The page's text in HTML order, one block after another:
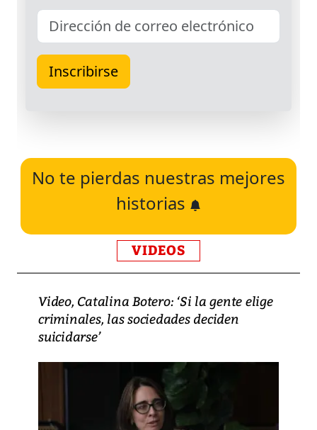
No te pierdas nuestras mejores
historias
VIDEOS
Video, Catalina Botero: ‘Si la gente elige
criminales, las sociedades deciden
suicidarse’